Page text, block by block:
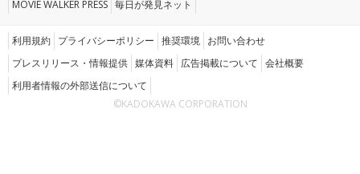
MOVIE WALKER PRESS 毎日が発見ネット
利用規約 プライバシーポリシー 推奨環境 お問い合わせ
プレスリリース・情報提供 媒体資料 広告掲載について 会社概要
利用者情報の外部送信について
©KADOKAWA CORPORATION